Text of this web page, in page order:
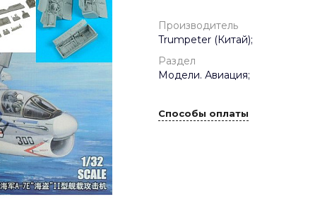
Производитель
Trumpeter (Китай);
Раздел
Модели. Авиация;
Способы оплаты